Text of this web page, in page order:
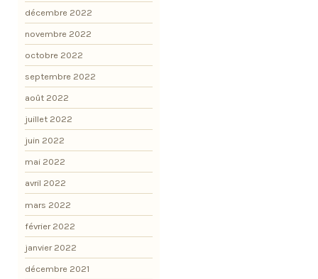
décembre 2022
novembre 2022
octobre 2022
septembre 2022
août 2022
juillet 2022
juin 2022
mai 2022
avril 2022
mars 2022
février 2022
janvier 2022
décembre 2021